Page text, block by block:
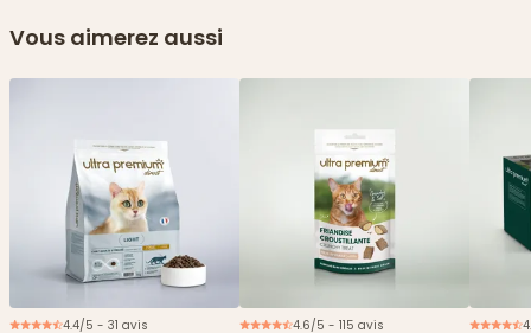
Vous aimerez aussi
4.4/5 - 31 avis 4.6/5 - 115 avis